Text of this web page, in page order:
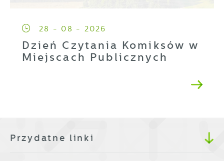
28 - 08 - 2026
Dzień Czytania Komiksów w
Miejscach Publicznych
Przydatne linki